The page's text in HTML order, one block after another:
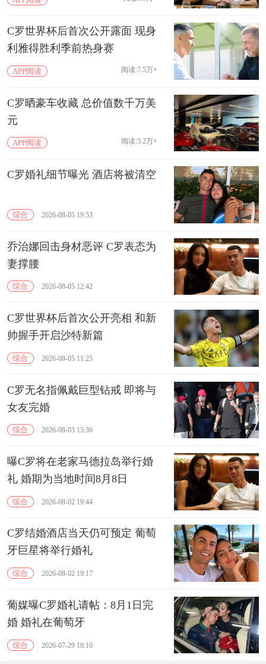
C罗世界杯后首次公开露面 现身
利雅得胜利季前热身赛
APP阅读 阅读:7.5万+
C罗晒豪车收藏 总价值数千万美
元
APP阅读 阅读:3.2万+
C罗婚礼细节曝光 酒店将被清空
综合 2026-08-05 19:53
乔治娜回击身材恶评 C罗表态为
妻撑腰
综合 2026-08-05 12:42
C罗世界杯后首次公开亮相 和新
帅握手开启沙特新篇
综合 2026-08-05 11:25
C罗无名指佩戴巨型钻戒 即将与
女友完婚
综合 2026-08-03 15:36
曝C罗将在老家马德拉岛举行婚
礼 婚期为当地时间8月8日
综合 2026-08-02 19:44
C罗结婚酒店当天仍可预定 葡萄
牙巨星将举行婚礼
综合 2026-08-02 19:17
葡媒曝C罗婚礼请帖：8月1日完
婚 婚礼在葡萄牙
综合 2026-07-29 18:10